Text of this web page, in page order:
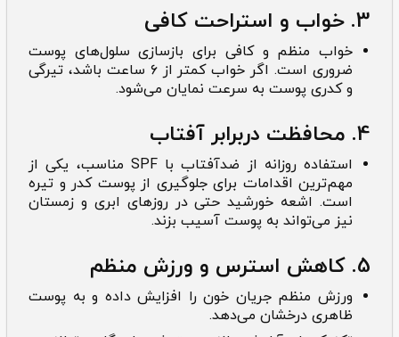
3. خواب و استراحت کافی
خواب منظم و کافی برای بازسازی سلول‌های پوست
ضروری است. اگر خواب کمتر از ۶ ساعت باشد، تیرگی
و کدری پوست به سرعت نمایان می‌شود.
4. محافظت دربرابر آفتاب
استفاده روزانه از ضدآفتاب با SPF مناسب، یکی از
مهم‌ترین اقدامات برای جلوگیری از پوست کدر و تیره
است. اشعه خورشید حتی در روزهای ابری و زمستان
نیز می‌تواند به پوست آسیب بزند.
5. کاهش استرس و ورزش منظم
ورزش منظم جریان خون را افزایش داده و به پوست
ظاهری درخشان می‌دهد.